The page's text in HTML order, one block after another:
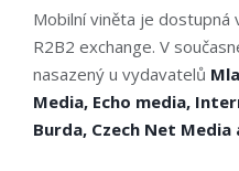
Mobilní viněta je dostupná
R2B2 exchange. V
nasazený u vydavatelů
Media, Echo media,
Burda, Czech Net Media